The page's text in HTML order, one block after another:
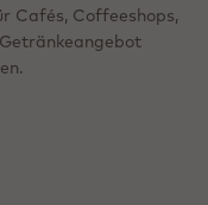
Füllungen - unsere
Bruch und
entwickelt.
erhalten - für
fruchtigen Noten bis
Tiefe reichen.
Cafés, Coffeeshops,
verwenden Sie sie
und raffinierten
Teller.
sie für intensiven
Optik und